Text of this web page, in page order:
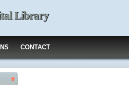
Library
CONTACT